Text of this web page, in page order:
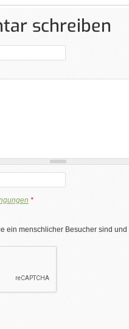
schreiben
*
ein menschlicher Besucher sind